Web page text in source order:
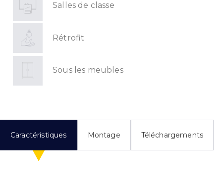
Salles de classe
Rétrofit
Sous les meubles
Caractéristiques Montage Téléchargements